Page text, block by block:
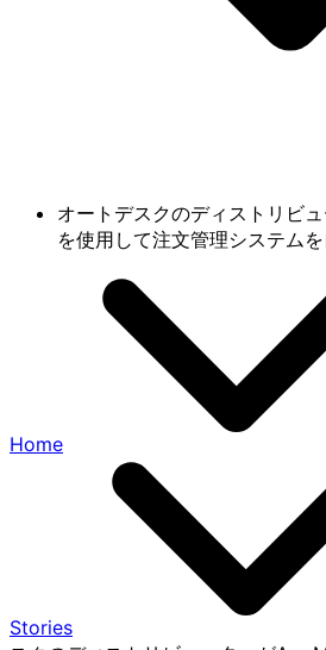
オートデスクのディストリビ
を使用して注文管理システム
Home
Stories